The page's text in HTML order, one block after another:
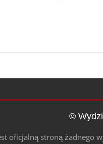
©
oficjalną stroną żadnego